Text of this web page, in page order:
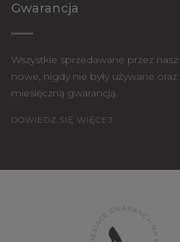
Gwarancja
Wszystkie sprzedawane przez
nowe, nigdy nie były używane
miesięczną gwarancją.
DOWIEDZ SIĘ WIĘCEJ